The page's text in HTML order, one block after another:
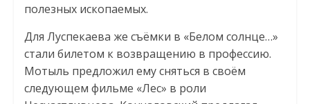
полезных ископаемых.
Для Луспекаева же съёмки в «Белом солнце…»
стали билетом к возвращению в профессию.
Мотыль предложил ему сняться в своём
следующем фильме «Лес» в роли